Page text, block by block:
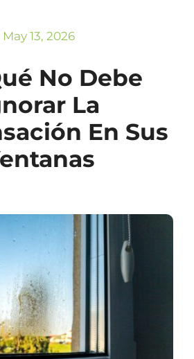
May 13, 2026
No Debe
La
En Sus